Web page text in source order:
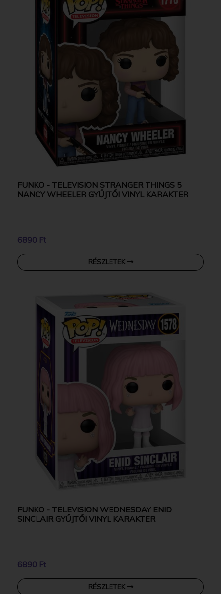
FUNKO - TELEVISION STRANGER THINGS 5
NANCY WHEELER GYŰJTŐI VINYL KARAKTER
6890 Ft
RÉSZLETEK
FUNKO - TELEVISION WEDNESDAY ENID
SINCLAIR GYŰJTŐI VINYL KARAKTER
6890 Ft
RÉSZLETEK